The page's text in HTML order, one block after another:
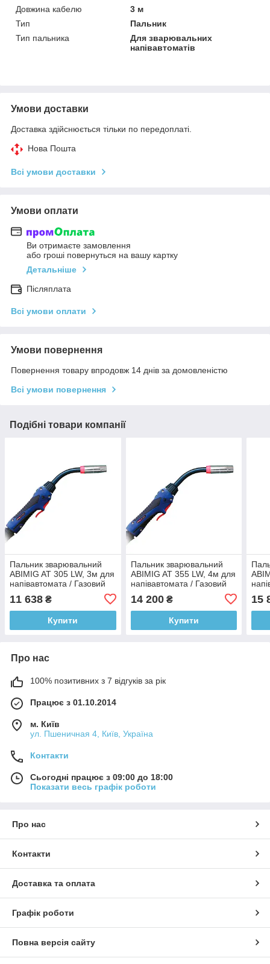
Довжина кабелю
3 м
Тип
Пальник
Тип пальника
Для зварювальних
напівавтоматів
Умови доставки
Доставка здійснюється тільки по передоплаті.
Нова Пошта
Всі умови доставки
Умови оплати
Ви отримаєте замовлення
або гроші повернуться на вашу картку
Детальніше
Післяплата
Всі умови оплати
Умови повернення
Повернення товару впродовж 14 днів за домовленістю
Всі умови повернення
Подібні товари компанії
Пальник зварювальний
ABIMIG AT 305 LW, 3м для
напівавтомата / Газовий
зварювальних робіт
11 638 ₴
Купити
Пальник зварювальний
ABIMIG AT 355 LW, 4м для
напівавтомата / Газовий
зварювальних робіт
14 200₴
Купити
15
Про нас
100% позитивних з 7 відгуків за рік
Працює з 01.10.2014
м. Київ
ул. Пшеничная 4, Київ, Україна
Контакти
Сьогодні працює з 09:00 до 18:00
Показати весь графік роботи
Про нас
Контакти
Доставка та оплата
Графік роботи
Повна версія сайту